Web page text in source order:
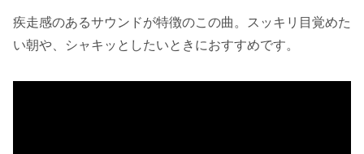
疾走感のあるサウンドが特徴のこの曲。スッキリ目覚めた
い朝や、シャキッとしたいときにおすすめです。